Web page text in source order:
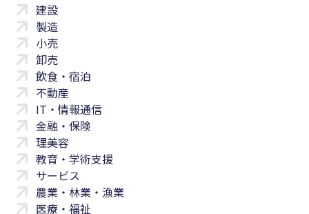
建設
製造
小売
卸売
飲食・宿泊
不動産
IT・情報通信
金融・保険
理美容
教育・学術支援
サービス
農業・林業・漁業
医療・福祉